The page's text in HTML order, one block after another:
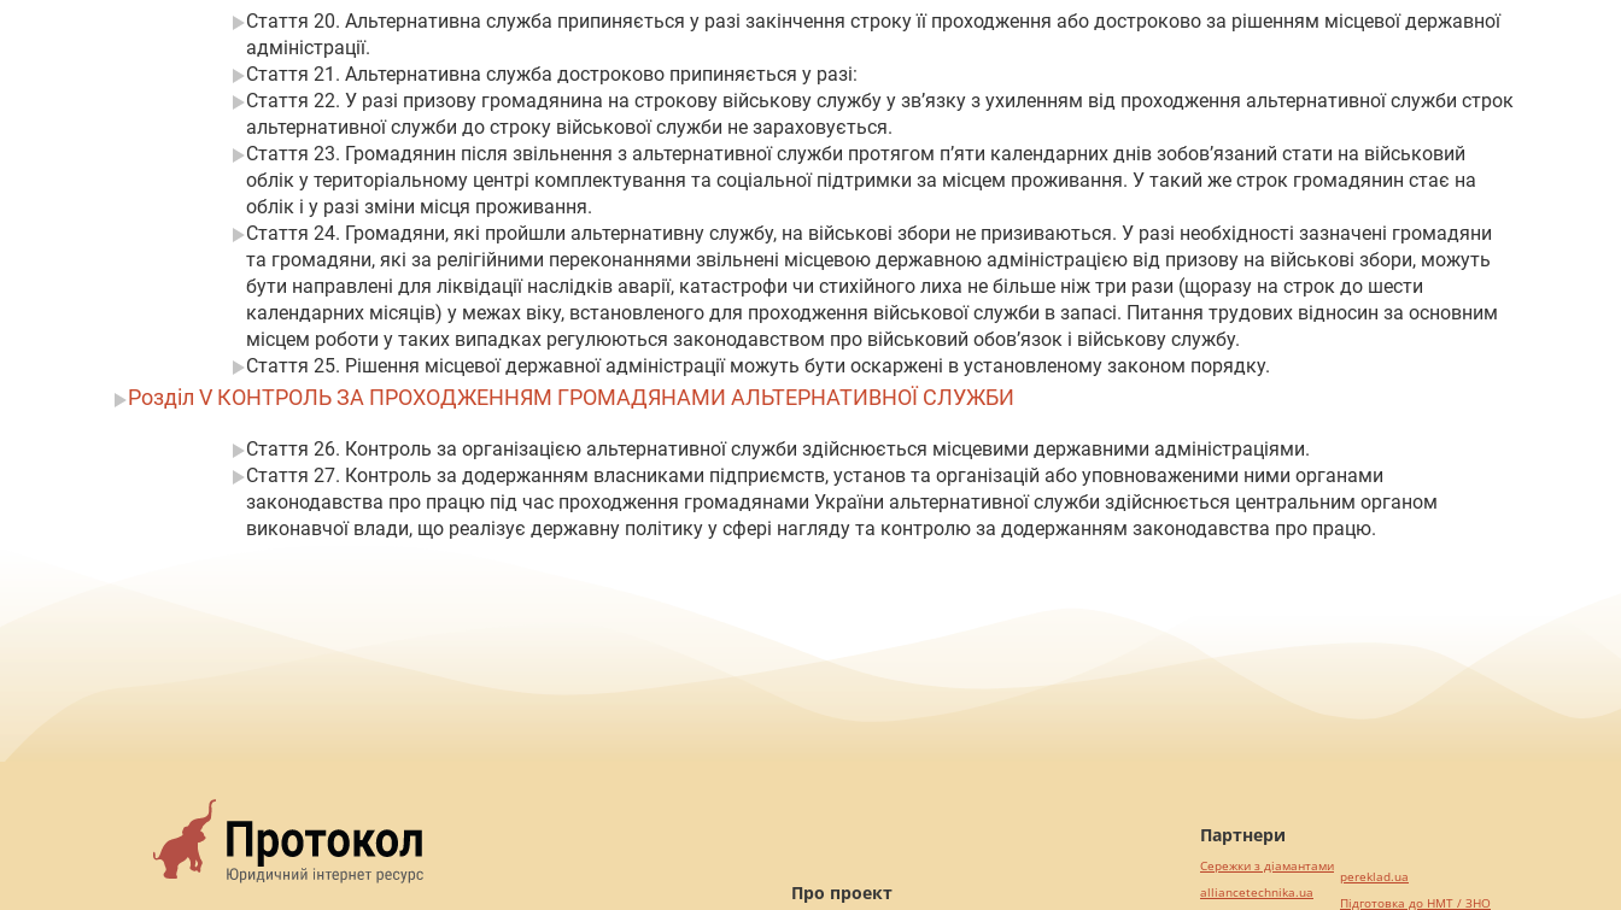
Стаття 20. Альтернативна служба припиняється у разі закінчення строку її проходження або достроково за рішенням місцевої державної
адміністрації.
Стаття 21. Альтернативна служба достроково припиняється у разі:
Стаття 22. У разі призову громадянина на строкову військову службу у зв’язку з ухиленням від проходження альтернативної служби строк
альтернативної служби до строку військової служби не зараховується.
Стаття 23. Громадянин після звільнення з альтернативної служби протягом п’яти календарних днів зобов’язаний стати на військовий
облік у територіальному центрі комплектування та соціальної підтримки за місцем проживання. У такий же строк громадянин стає на
облік і у разі зміни місця проживання.
Стаття 24. Громадяни, які пройшли альтернативну службу, на військові збори не призиваються. У разі необхідності зазначені громадяни
та громадяни, які за релігійними переконаннями звільнені місцевою державною адміністрацією від призову на військові збори, можуть
бути направлені для ліквідації наслідків аварії, катастрофи чи стихійного лиха не більше ніж три рази (щоразу на строк до шести
календарних місяців) у межах віку, встановленого для проходження військової служби в запасі. Питання трудових відносин за основним
місцем роботи у таких випадках регулюються законодавством про військовий обов’язок і військову службу.
Стаття 25. Рішення місцевої державної адміністрації можуть бути оскаржені в установленому законом порядку.
Розділ V КОНТРОЛЬ ЗА ПРОХОДЖЕННЯМ ГРОМАДЯНАМИ АЛЬТЕРНАТИВНОЇ СЛУЖБИ
Стаття 26. Контроль за організацією альтернативної служби здійснюється місцевими державними адміністраціями.
Стаття 27. Контроль за додержанням власниками підприємств, установ та організацій або уповноваженими ними органами
законодавства про працю під час проходження громадянами України альтернативної служби здійснюється центральним органом
виконавчої влади, що реалізує державну політику у сфері нагляду та контролю за додержанням законодавства про працю.
Про проект
Партнери
Сережки з діамантами
alliancetechnika.ua
pereklad.ua
Підготовка до НМТ / ЗНО